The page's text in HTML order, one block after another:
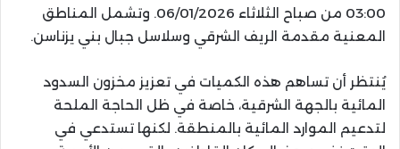
03:00 من صباح الثلاثاء 06/01/2026. وتشمل المناطق
المعنية مقدمة الريف الشرقي وسلاسل جبال بني يزناسن.
يُنتظر أن تساهم هذه الكميات في تعزيز مخزون السدود
المائية بالجهة الشرقية، خاصة في ظل الحاجة الملحة
لتدعيم الموارد المائية بالمنطقة. لكنها تستدعي في